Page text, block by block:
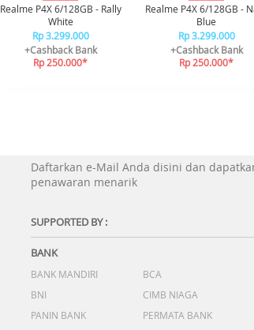
Realme P4X 6/128GB - Rally
White
Rp 3.299.000
+Cashback Bank
Rp 250.000*
Realme P4X 6/128GB -
Blue
Rp 3.299.000
+Cashback Bank
Rp 250.000*
Daftarkan e-Mail Anda disini dan
penawaran menarik
SUPPORTED BY :
BANK
BANK MANDIRI BCA
BNI
CIMB NIAGA
PANIN BANK
PERMATA BANK